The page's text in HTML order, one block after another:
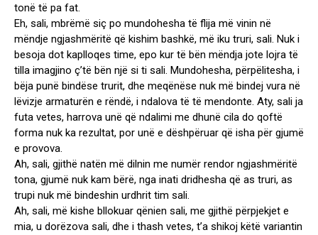
tonë të pa fat.
Eh, sali, mbrëmë siç po mundohesha të flija më vinin në
mëndje ngjashmëritë që kishim bashkë, më iku truri, sali. Nuk i
besoja dot kaplloqes time, epo kur të bën mëndja jote lojra të
tilla imagjino ç’të bën një si ti sali. Mundohesha, përpëlitesha, i
bëja punë bindëse trurit, dhe meqënëse nuk më bindej vura në
lëvizje armaturën e rëndë, i ndalova të të mendonte. Aty, sali ja
futa vetes, harrova unë që ndalimi me dhunë cila do qoftë
forma nuk ka rezultat, por unë e dëshpëruar që isha për gjumë
e provova.
Ah, sali, gjithë natën më dilnin me numër rendor ngjashmëritë
tona, gjumë nuk kam bërë, nga inati dridhesha që as truri, as
trupi nuk më bindeshin urdhrit tim sali.
Ah, sali, më kishe bllokuar qënien sali, me gjithë përpjekjet e
mia, u dorëzova sali, dhe i thash vetes, t’a shikoj këtë variantin